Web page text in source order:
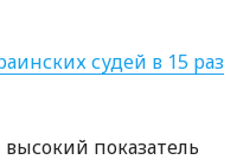
судей в 15 раз
показатель